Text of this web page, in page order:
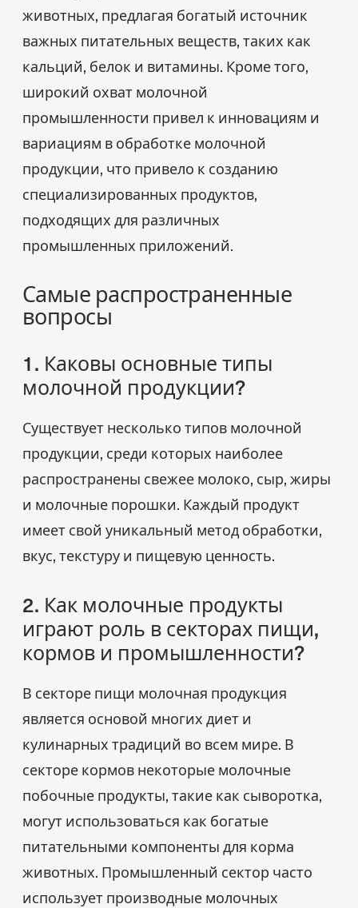
животных, предлагая богатый источник
важных питательных веществ, таких как
кальций, белок и витамины. Кроме того,
широкий охват молочной
промышленности привел к инновациям и
вариациям в обработке молочной
продукции, что привело к созданию
специализированных продуктов,
подходящих для различных
промышленных приложений.
Самые распространенные
вопросы
1. Каковы основные типы
молочной продукции?
Существует несколько типов молочной
продукции, среди которых наиболее
распространены свежее молоко, сыр, жиры
и молочные порошки. Каждый продукт
имеет свой уникальный метод обработки,
вкус, текстуру и пищевую ценность.
2. Как молочные продукты
играют роль в секторах пищи,
кормов и промышленности?
В секторе пищи молочная продукция
является основой многих диет и
кулинарных традиций во всем мире. В
секторе кормов некоторые молочные
побочные продукты, такие как сыворотка,
могут использоваться как богатые
питательными компоненты для корма
животных. Промышленный сектор часто
использует производные молочных